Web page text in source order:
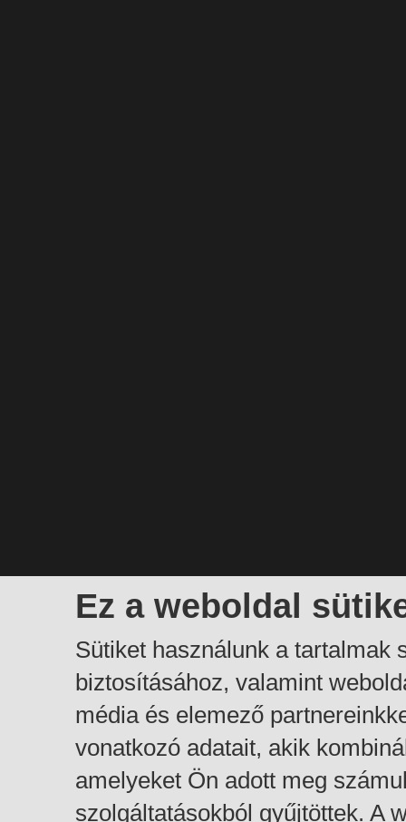
Ez a weboldal
Sütiket használunk a tartalmak
biztosításához, valamint
média és elemező
vonatkozó adatait, akik
amelyeket Ön adott meg
szolgáltatásokból gyűjtöttek. A